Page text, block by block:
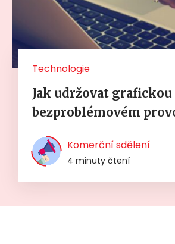
Technologie
Jak udržovat
bezproblémovém
Komerční sdělení
4 minuty čtení